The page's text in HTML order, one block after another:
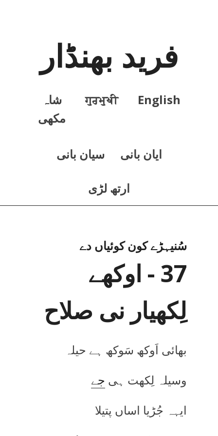
فرید بھنڈار
English
ਗੁਰਮੁਖੀ
شاہ
مکھی
ايان بانی سيان بانی
ارتھ لڑی
سُنیہڑے کون کوئیاں دے
37 - اوکھے
لِکھیار نی صلاح
بھائی اَوکھ سَوکھ ہے حیلہ
وسیلہ لِکھت ہی جے
ایہہ جُڑیا اساں پتیلا